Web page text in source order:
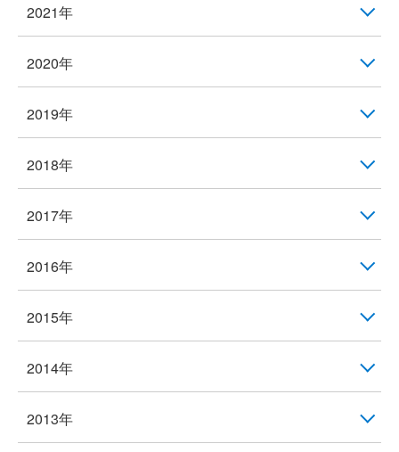
2021年
2020年
2019年
2018年
2017年
2016年
2015年
2014年
2013年